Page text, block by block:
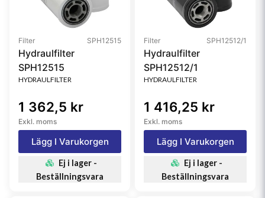
Filter SPH12515
Hydraulfilter
SPH12515
HYDRAULFILTER
1 362,5 kr
Exkl. moms
Lägg I Varukorgen
Ej i lager -
Beställningsvara
Filter SPH12512/1
Hydraulfilter
SPH12512/1
HYDRAULFILTER
1 416,25 kr
Exkl. moms
Lägg I Varukorgen
Ej i lager -
Beställningsvara